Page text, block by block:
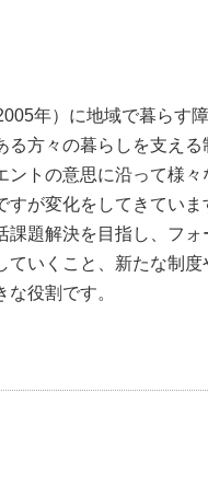
年）に地域で暮らす
る方々の暮らしを支え
トの意思に沿って様
が変化をしてきてい
題解決を目指し、フ
いくこと、新たな制
役割です。